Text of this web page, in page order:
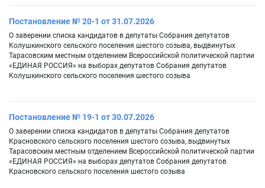
Постановление № 20-1 от 31.07.2026
О заверении списка кандидатов в депутаты Собрания депутатов
Колушкинского сельского поселения шестого созыва, выдвинутых
Тарасовским местным отделением Всероссийской политической партии
«ЕДИНАЯ РОССИЯ» на выборах депутатов Собрания депутатов
Колушкинского сельского поселения шестого созыва
Постановление № 19-1 от 30.07.2026
О заверении списка кандидатов в депутаты Собрания депутатов
Красновского сельского поселения шестого созыва, выдвинутых
Тарасовским местным отделением Всероссийской политической партии
«ЕДИНАЯ РОССИЯ» на выборах депутатов Собрания депутатов
Красновского сельского поселения шестого созыва